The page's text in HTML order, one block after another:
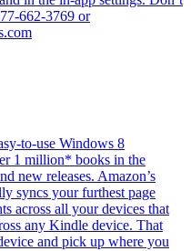
662-3769 or
to-use Windows 8
1 million* books in the
new releases. Amazon’s
syncs your furthest page
across all your devices that
any Kindle device. That
and pick up where you